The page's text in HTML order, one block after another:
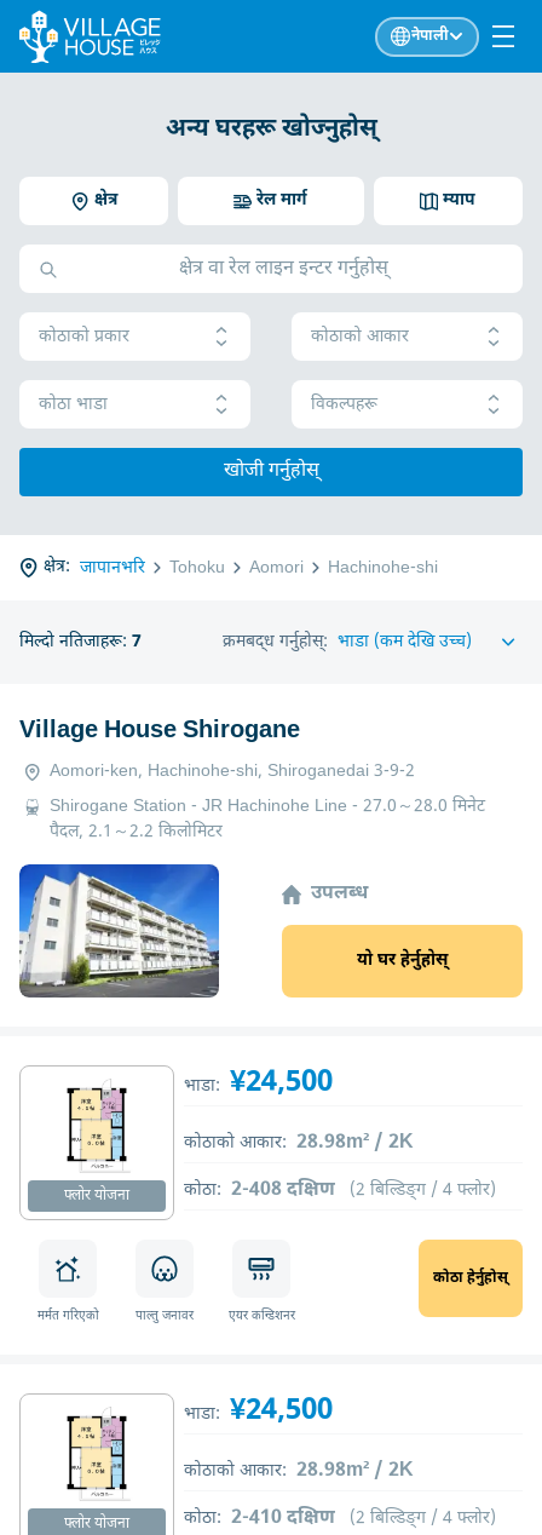
नेपाली
अन्य घरहरू खोज्नुहोस्
क्षेत्र म्याप
रेल मार्ग
कोठाको प्रकार कोठाको आकार
कोठा भाडा विकल्पहरू
खोजी गर्नुहोस्
क्षेत्र: जापानभरि Tohoku Aomori Hachinohe-shi
मिल्दो नतिजाहरू: 7 क्रमबद्ध गर्नुहोस्:
Village House Shirogane
Aomori-ken, Hachinohe-shi, Shiroganedai 3-9-2
Shirogane Station - JR Hachinohe Line - 27.0～28.0 मिनेट
पैदल, 2.1～2.2 किलोमिटर
उपलब्ध
यो घर हेर्नुहोस्
फ्लोर योजना
भाडा: ¥24,500
कोठाको आकार: 28.98m² / 2K
कोठा: 2-408 दक्षिण (2 बिल्डिङ्ग / 4 फ्लोर)
मर्मत गरिएको पाल्तु जनावर एयर कन्डिशनर
कोठा हेर्नुहोस्
फ्लोर योजना
भाडा: ¥24,500
कोठाको आकार: 28.98m² / 2K
कोठा: 2-410 दक्षिण (2 बिल्डिङ्ग / 4 फ्लोर)